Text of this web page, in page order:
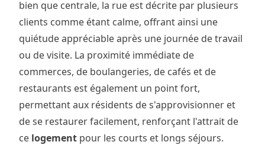
bien que centrale, la rue est décrite par plusieurs
clients comme étant calme, offrant ainsi une
quiétude appréciable après une journée de travail
ou de visite. La proximité immédiate de
commerces, de boulangeries, de cafés et de
restaurants est également un point fort,
permettant aux résidents de s'approvisionner et
de se restaurer facilement, renforçant l'attrait de
ce logement pour les courts et longs séjours.